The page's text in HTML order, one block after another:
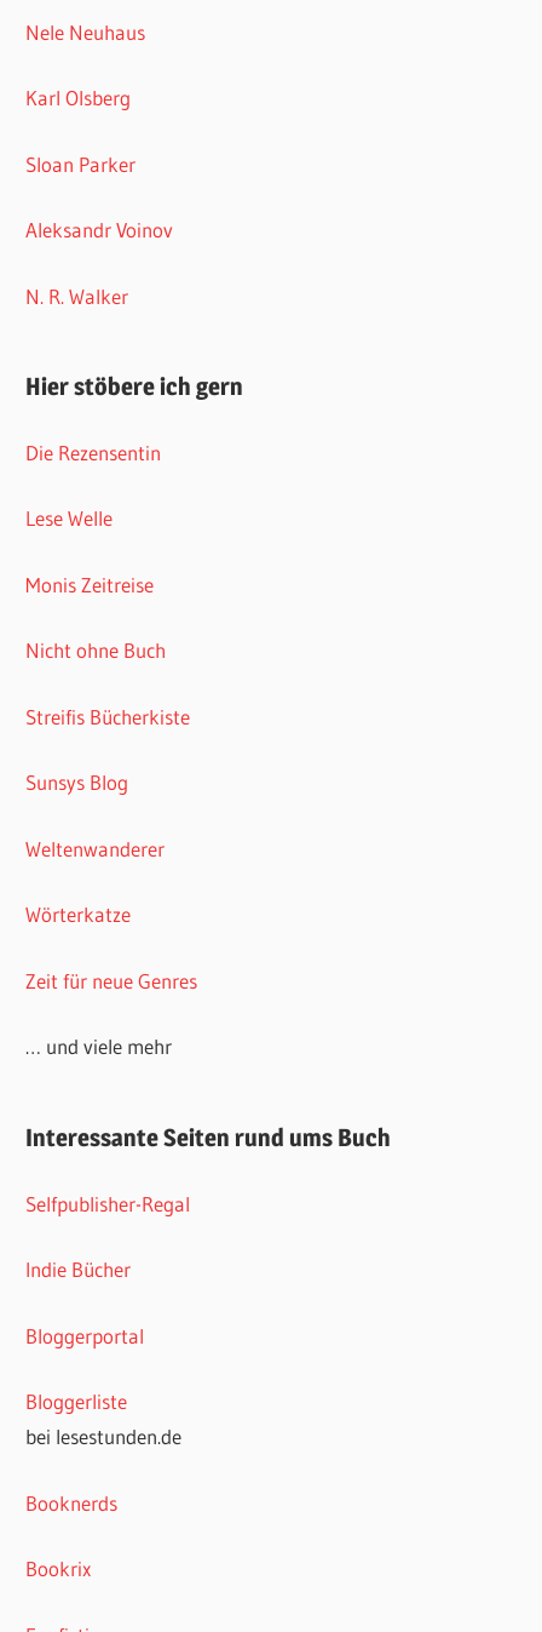
Nele Neuhaus
Karl Olsberg
Sloan Parker
Aleksandr Voinov
N. R. Walker
Hier stöbere ich gern
Die Rezensentin
Lese Welle
Monis Zeitreise
Nicht ohne Buch
Streifis Bücherkiste
Sunsys Blog
Weltenwanderer
Wörterkatze
Zeit für neue Genres
… und viele mehr
Interessante Seiten rund ums Buch
Selfpublisher-Regal
Indie Bücher
Bloggerportal
Bloggerliste
bei lesestunden.de
Booknerds
Bookrix